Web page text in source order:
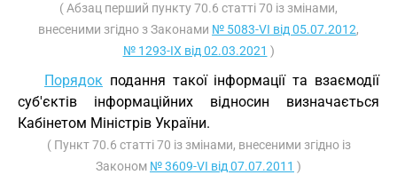
( Абзац перший пункту 70.6 статті 70 із змінами,
внесеними згідно з Законами № 5083-VI від 05.07.2012,
№ 1293-IX від 02.03.2021 )
Порядок подання такої інформації та взаємодії
суб'єктів інформаційних відносин визначається
Кабінетом Міністрів України.
( Пункт 70.6 статті 70 із змінами, внесеними згідно із
Законом № 3609-VI від 07.07.2011 )